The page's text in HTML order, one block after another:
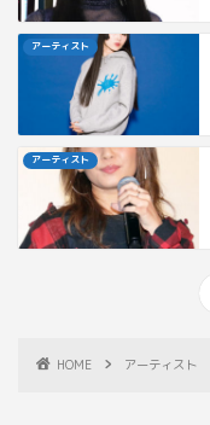
アーティスト
アーティスト
HOME アーティスト